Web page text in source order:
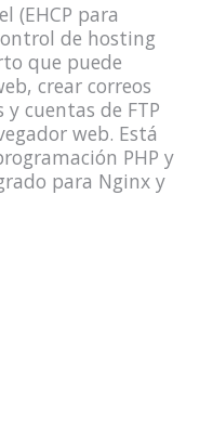
(EHCP para
de hosting
que puede
crear correos
cuentas de FTP
web. Está
PHP y
para Nginx y